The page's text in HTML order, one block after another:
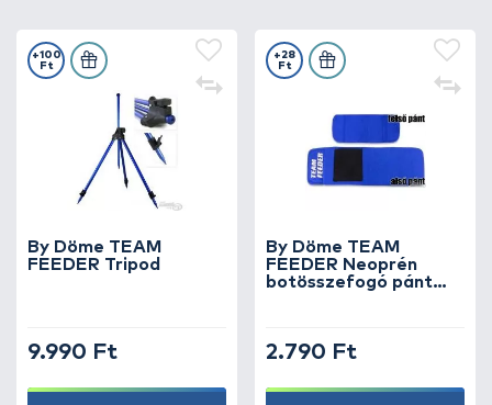
By Döme TEAM
FEEDER Tripod
+100
Ft
9.990 Ft
By Döme TEAM
FEEDER Neoprén
botösszefogó pánt
+28
Ft
2.790 Ft